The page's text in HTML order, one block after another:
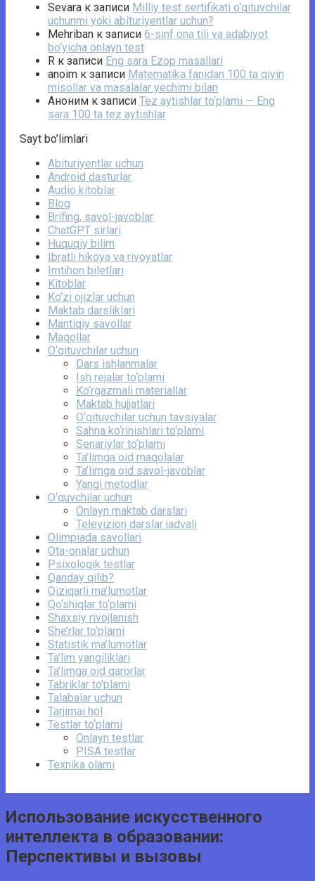
Sevara к записи Milliy test sertifikati o‘qituvchilar
uchunmi yoki abituriyentlar uchun?
Mehriban к записи 6-sinf ona tili va adabiyot
bo‘yicha onlayn test
R к записи Eng sara Ezop masallari
anoim к записи Matematika fanidan 100 ta qiyin
misollar va masalalar yechimi bilan
Аноним к записи Tez aytishlar to‘plami — Eng
sara 100 ta tez aytishlar
Sayt bo’limlari
Abituriyentlar uchun
Android dasturlar
Audio kitoblar
Blog
Brifing, savol-javoblar
ChatGPT sirlari
Huquqiy bilim
Ibratli hikoya va rivoyatlar
Imtihon biletlari
Kitoblar
Ko‘zi ojizlar uchun
Maktab darsliklari
Mantiqiy savollar
Maqollar
O‘qituvchilar uchun
Dars ishlanmalar
Ish rejalar to‘plami
Ko‘rgazmali materiallar
Maktab hujjatlari
O‘qituvchilar uchun tavsiyalar
Sahna ko‘rinishlari to‘plami
Senariylar to‘plami
Ta’limga oid maqolalar
Ta’limga oid savol-javoblar
Yangi metodlar
O‘quvchilar uchun
Onlayn maktab darslari
Televizion darslar jadvali
Olimpiada savollari
Ota-onalar uchun
Psixologik testlar
Qanday qilib?
Qiziqarli ma’lumotlar
Qo‘shiqlar to‘plami
Shaxsiy rivojlanish
She’rlar to‘plami
Statistik ma’lumotlar
Ta’lim yangiliklari
Ta’limga oid qarorlar
Tabriklar to'plami
Talabalar uchun
Tarjimai hol
Testlar to‘plami
Onlayn testlar
PISA testlar
Texnika olami
Использование искусственного
интеллекта в образовании:
Перспективы и вызовы